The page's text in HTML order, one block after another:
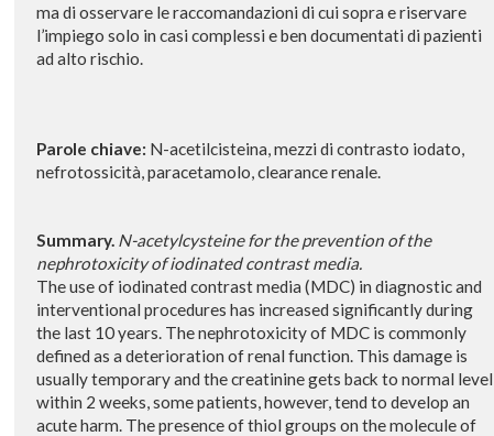
ma di osservare le raccomandazioni di cui sopra e riservare
l’impiego solo in casi complessi e ben documentati di pazienti
ad alto rischio.
Parole chiave: N-acetilcisteina, mezzi di contrasto iodato,
nefrotossicità, paracetamolo, clearance renale.
Summary. N-acetylcysteine for the prevention of the
nephrotoxicity of iodinated contrast media.
The use of iodinated contrast media (MDC) in diagnostic and
interventional procedures has increased significantly during
the last 10 years. The nephrotoxicity of MDC is commonly
defined as a deterioration of renal function. This damage is
usually temporary and the creatinine gets back to normal level
within 2 weeks, some patients, however, tend to develop an
acute harm. The presence of thiol groups on the molecule of